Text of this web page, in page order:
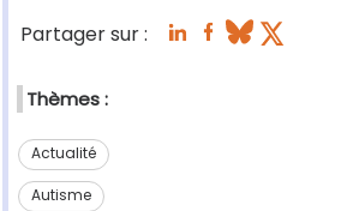
Partager sur :
Thèmes :
Actualité
Autisme